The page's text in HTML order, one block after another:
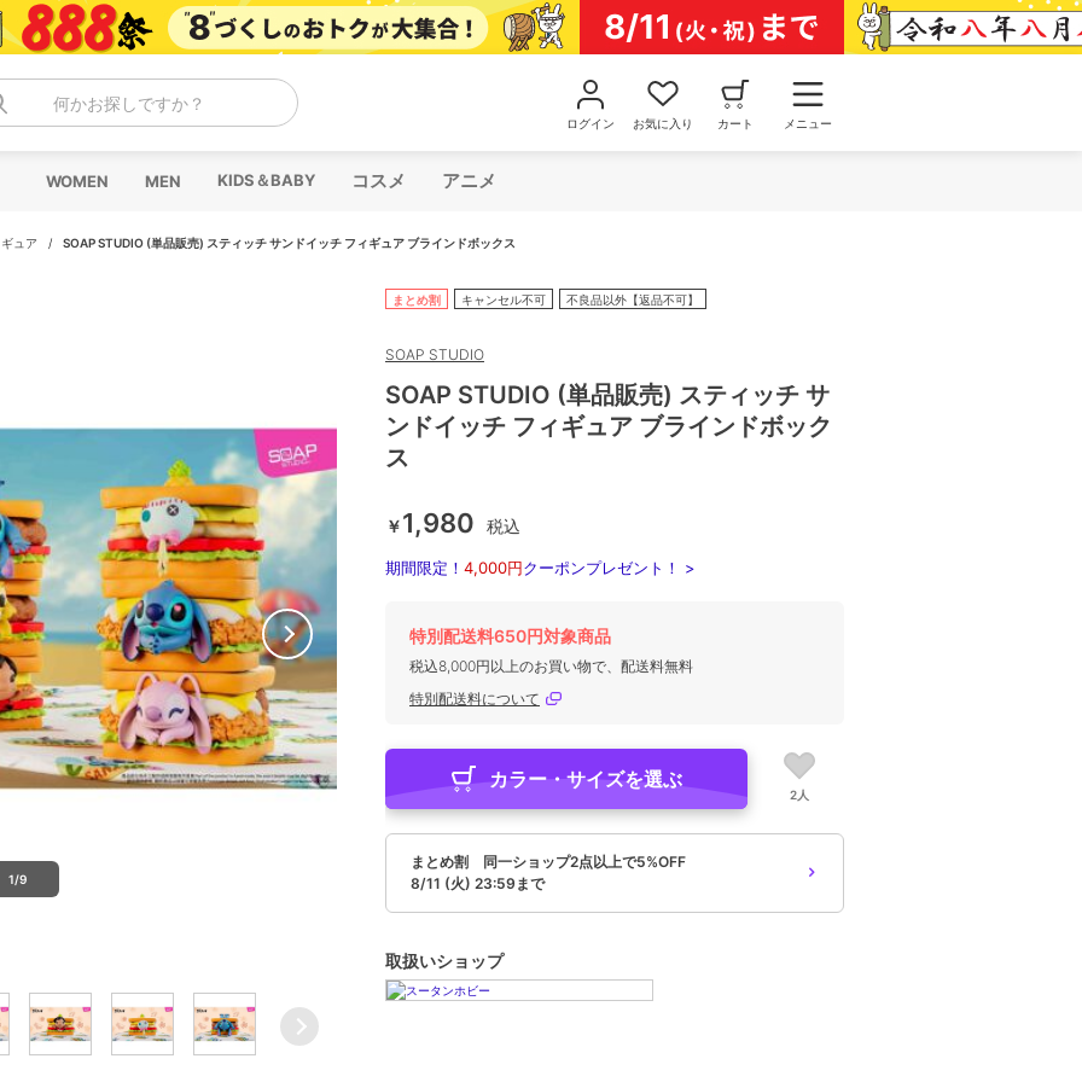
何かお探しですか？
ログイン お気に入り カート メニュー
WOMEN MEN KIDS＆BABY コスメ アニメ
ュア / SOAP STUDIO (単品販売) スティッチ サンドイッチ フィギュア ブラインドボックス
1/9
まとめ割 キャンセル不可 不良品以外【返品不可】
SOAP STUDIO
SOAP STUDIO (単品販売) スティッチ サ
ンドイッチ フィギュア ブラインドボック
ス
￥1,980 税込
期間限定！ 4,000円クーポンプレゼント！ >
特別配送料650円対象商品
税込8,000円以上のお買い物で、配送料無料
特別配送料について
カラー・サイズを選ぶ
2人
まとめ割 同一ショップ2点以上で5%OFF
8/11 (火) 23:59まで
取扱いショップ